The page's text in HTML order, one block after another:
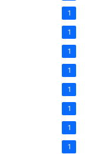
1
1
1
1
1
1
1
1